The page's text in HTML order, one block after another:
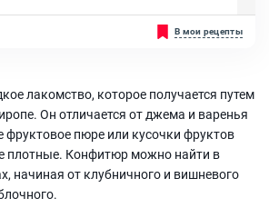
Мука пшеничная I сорта, Сахар, Крахмал
Разрыхлитель, Творог 9%, Сливки
закуска и идеальный кисло-
нотками к любому блюду.
его самостоятельно очень легко и
уксус, Масло оливковое,
В мои рецепты
лакомство, которое получается путем
Он отличается от джема и варенья
фруктовое пюре или кусочки фруктов
плотные. Конфитюр можно найти в
начиная от клубничного и вишневого